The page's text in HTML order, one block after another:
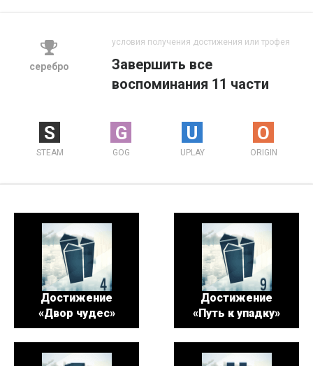
серебро
условия получения достижения или трофея
Завершить все
воспоминания 11 части
S
STEAM
G
GOG
U
UPLAY
O
ORIGIN
Достижение
«Двор чудес»
Достижение
«Путь к упадку»